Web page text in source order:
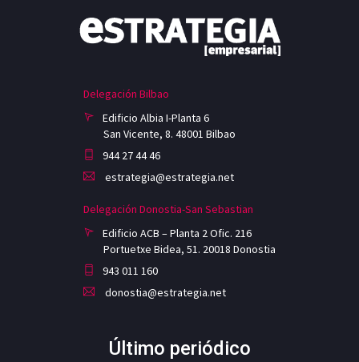
Delegación Bilbao
Edificio Albia I-Planta 6
San Vicente, 8. 48001 Bilbao
944 27 44 46
estrategia@estrategia.net
Delegación Donostia-San Sebastian
Edificio ACB – Planta 2 Ofic. 216
Portuetxe Bidea, 51. 20018 Donostia
943 011 160
donostia@estrategia.net
Último periódico